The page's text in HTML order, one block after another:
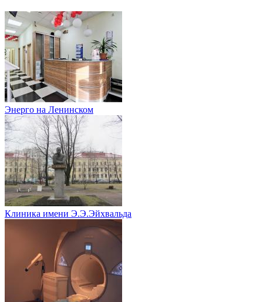
Энерго на Ленинском
Клиника имени Э.Э.Эйхвальда